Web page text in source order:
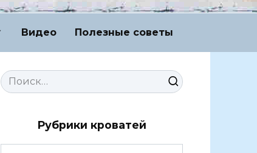
Видео Полезные советы
Search
for:
Рубрики кроватей